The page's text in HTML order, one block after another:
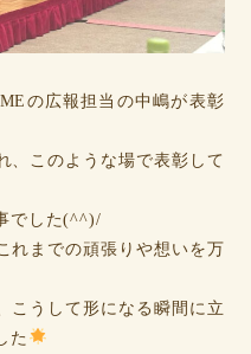
の広報担当の中嶋が表彰
、このような場で表彰して
でした(^^)/
れまでの頑張りや想いを万
こうして形になる瞬間に立
た